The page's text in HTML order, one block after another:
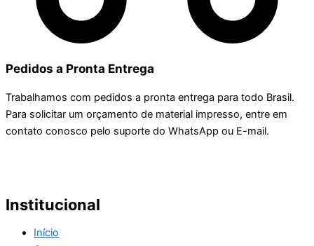
Pedidos a Pronta Entrega
Trabalhamos com pedidos a pronta entrega para todo Brasil.
Para solicitar um orçamento de material impresso, entre em
contato conosco pelo suporte do WhatsApp ou E-mail.
Institucional
Início